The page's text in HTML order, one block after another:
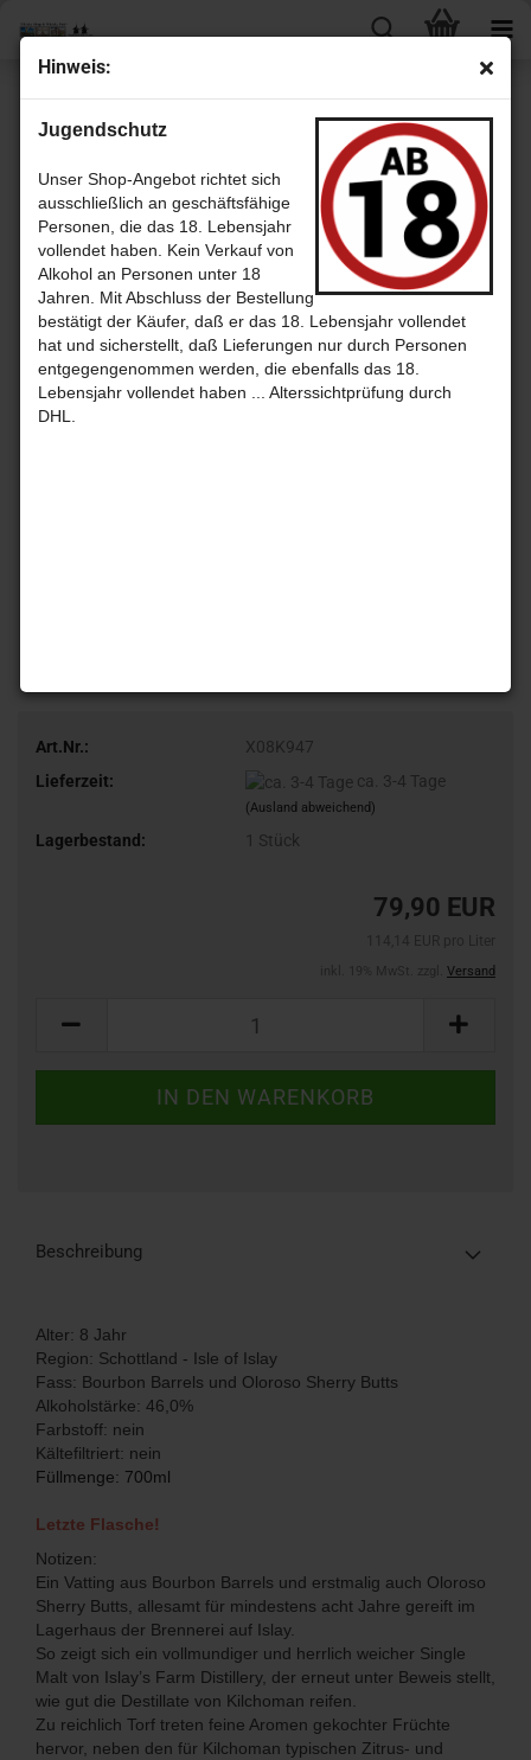
Hin­weis:
Jugendschutz
Unser Shop-Angebot richtet sich
ausschließlich an geschäftsfähige
Personen, die das 18. Lebensjahr
vollendet haben. Kein Verkauf von
Alkohol an Personen unter 18
Jahren. Mit Abschluss der Bestellung
bestätigt der Käufer, daß er das 18. Lebensjahr vollendet
hat und sicherstellt, daß Lieferungen nur durch Personen
entgegengenommen werden, die ebenfalls das 18.
Lebensjahr vollendet haben ... Alterssichtprüfung durch
DHL.
« Erster « zurück weiter »
Letzter »
24Artikel in dieser Kategorie
Kilcho­man 2009 Vin­ta­ge Re­lease - 8 Jahre Bour­bon Bar­rels und Olo­
ro­so Sher­ry Butts - Kilcho­man Di­stil­le­ry
Art.Nr.:
X08K947
Lieferzeit:
ca. 3-4 Tage
(Ausland abweichend)
Lagerbestand: 1 Stück
79,90 EUR
Versand
Beschreibung
Alter: 8 Jahr
Region: Schottland - Isle of Islay
Fass: Bourbon Barrels und Oloroso Sherry Butts
Alkoholstärke: 46,0%
Farbstoff: nein
Kältefiltriert: nein
Füllmenge: 700ml
Letzte Flasche!
Notizen:
Ein Vatting aus Bourbon Barrels und erstmalig auch Oloroso
Sherry Butts, allesamt für mindestens acht Jahre gereift im
Lagerhaus der Brennerei auf Islay.
So zeigt sich ein vollmundiger und herrlich weicher Single
Malt von Islay’s Farm Distillery, der erneut unter Beweis stellt,
wie gut die Destillate von Kilchoman reifen.
Zu reichlich Torf treten feine Aromen gekochter Früchte
hervor, neben den für Kilchoman typischen Zitrus- und